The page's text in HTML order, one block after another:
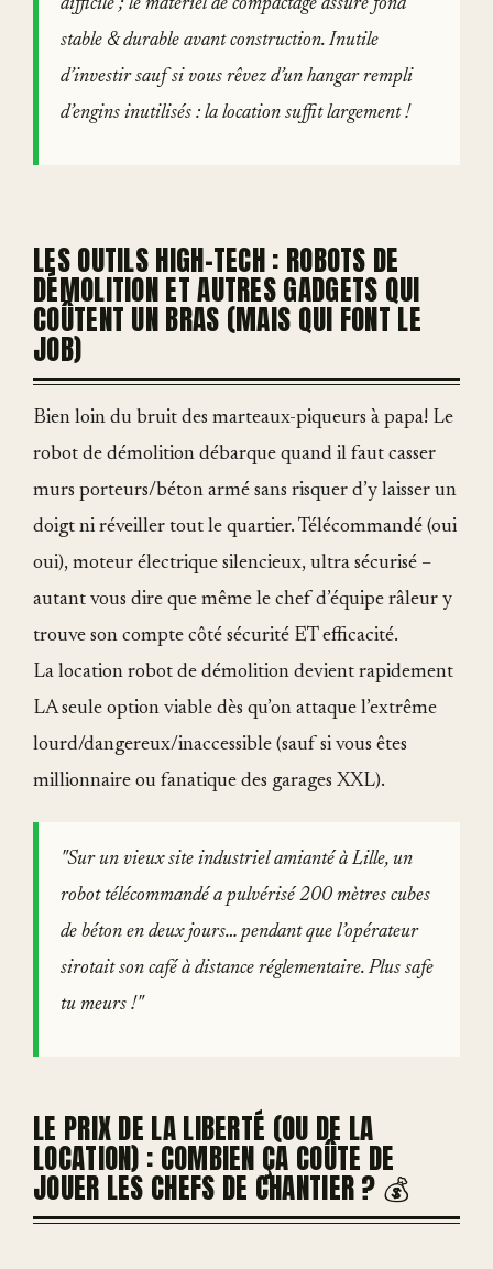
difficile ; le matériel de compactage assure fond
stable & durable avant construction. Inutile
d’investir sauf si vous rêvez d’un hangar rempli
d’engins inutilisés : la location suffit largement !
LES OUTILS HIGH-TECH : ROBOTS DE
DÉMOLITION ET AUTRES GADGETS QUI
COÛTENT UN BRAS (MAIS QUI FONT LE
JOB)
Bien loin du bruit des marteaux-piqueurs à papa! Le
robot de démolition débarque quand il faut casser
murs porteurs/béton armé sans risquer d’y laisser un
doigt ni réveiller tout le quartier. Télécommandé (oui
oui), moteur électrique silencieux, ultra sécurisé –
autant vous dire que même le chef d’équipe râleur y
trouve son compte côté sécurité ET efficacité.
La location robot de démolition devient rapidement
LA seule option viable dès qu’on attaque l’extrême
lourd/dangereux/inaccessible (sauf si vous êtes
millionnaire ou fanatique des garages XXL).
"Sur un vieux site industriel amianté à Lille, un
robot télécommandé a pulvérisé 200 mètres cubes
de béton en deux jours… pendant que l’opérateur
sirotait son café à distance réglementaire. Plus safe
tu meurs !"
LE PRIX DE LA LIBERTÉ (OU DE LA
LOCATION) : COMBIEN ÇA COÛTE DE
JOUER LES CHEFS DE CHANTIER ? 💰